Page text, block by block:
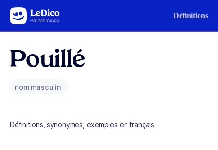
Aller au contenu Définitions
Pouillé
nom masculin
Définitions, synonymes, exemples en français